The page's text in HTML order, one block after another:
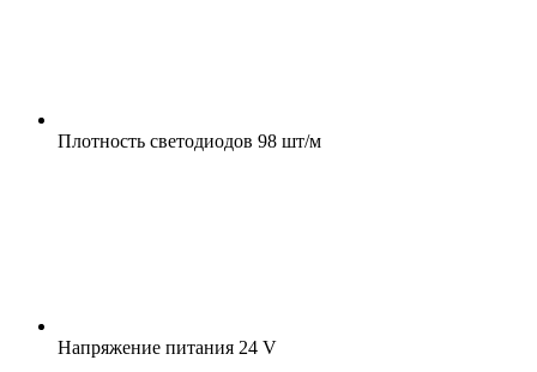
Плотность светодиодов 98 шт/м
Напряжение питания 24 V